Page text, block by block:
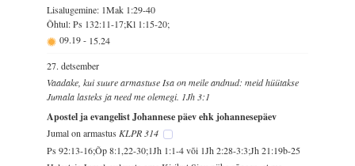
Lisalugemine: 1Mak 1:29-40
Õhtul: Ps 132:11-17;Kl 1:15-20;
09.19- 15.24
27. detsember
Vaadake, kui suure armastuse Isa on meile andnud: meid hüütakse
Jumala lasteks ja need me olemegi. 1Jh 3:1
Apostel ja evangelist Johannese päev ehk johannesepäev
Jumal on armastus KLPR 314
Ps 92:13-16;Õp 8:1,22-30;1Jh 1:1-4 või 1Jh 2:28-3:3;Jh 21:19b-25